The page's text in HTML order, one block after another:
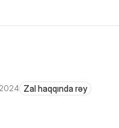
Zal haqqında rəy